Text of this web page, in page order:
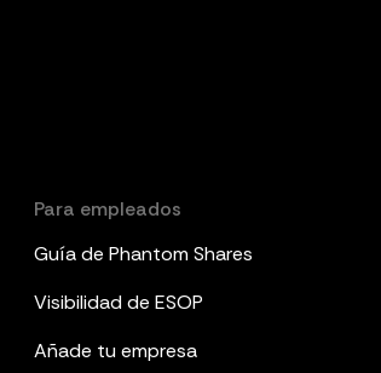
Para empleados
Guía de Phantom Shares
Visibilidad de ESOP
Añade tu empresa